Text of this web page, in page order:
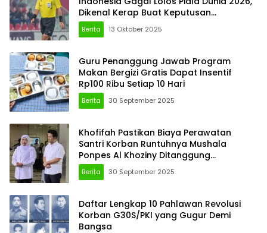
Dikenal Kerap Buat Keputusan
Kontroversial
Berita 13 Oktober 2025
Guru Penanggung Jawab Program
Makan Bergizi Gratis Dapat Insentif
Rp100 Ribu Setiap 10 Hari
Berita 30 September 2025
Khofifah Pastikan Biaya Perawatan
Santri Korban Runtuhnya Mushala
Ponpes Al Khoziny Ditanggung
Pemerintah
Berita 30 September 2025
Daftar Lengkap 10 Pahlawan Revolusi
Korban G30S/PKI yang Gugur Demi
Bangsa